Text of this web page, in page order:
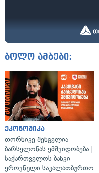
ბოლო ამბები:
ეკონომიკა
თორნიკე შენგელია
ბარსელონას ემშვიდობება |
საქართველოს ბანკი —
ეროვნული საკალათბურთო